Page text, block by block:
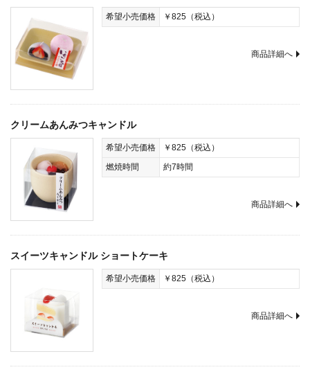
希望小売価格 ￥825（税込）
商品詳細へ
クリームあんみつキャンドル
希望小売価格
￥825（税込）
燃焼時間
約7時間
商品詳細へ
スイーツキャンドル ショートケーキ
希望小売価格 ￥825（税込）
商品詳細へ